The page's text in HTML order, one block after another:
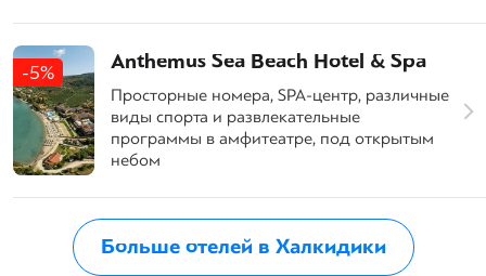
-5% Anthemus Sea Beach Hotel & Spa
Просторные номера, SPA-центр, различные
виды спорта и развлекательные
программы в амфитеатре, под открытым
небом
Больше отелей в Халкидики